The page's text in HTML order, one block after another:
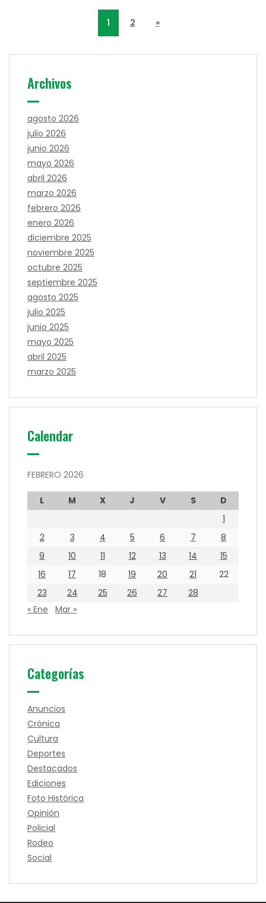
1 2 »
Archivos
agosto 2026
julio 2026
junio 2026
mayo 2026
abril 2026
marzo 2026
febrero 2026
enero 2026
diciembre 2025
noviembre 2025
octubre 2025
septiembre 2025
agosto 2025
julio 2025
junio 2025
mayo 2025
abril 2025
marzo 2025
Calendar
FEBRERO 2026
L M X J V S
D
1
2
3 4 5 6 7
8
9
10 11 12 13 14
15
16
17 18 19 20 21
22
23
24 25 26 27
28
« Ene
Mar »
Categorías
Anuncios
Crónica
Cultura
Deportes
Destacados
Ediciones
Foto Histórica
Opinión
Policial
Rodeo
Social